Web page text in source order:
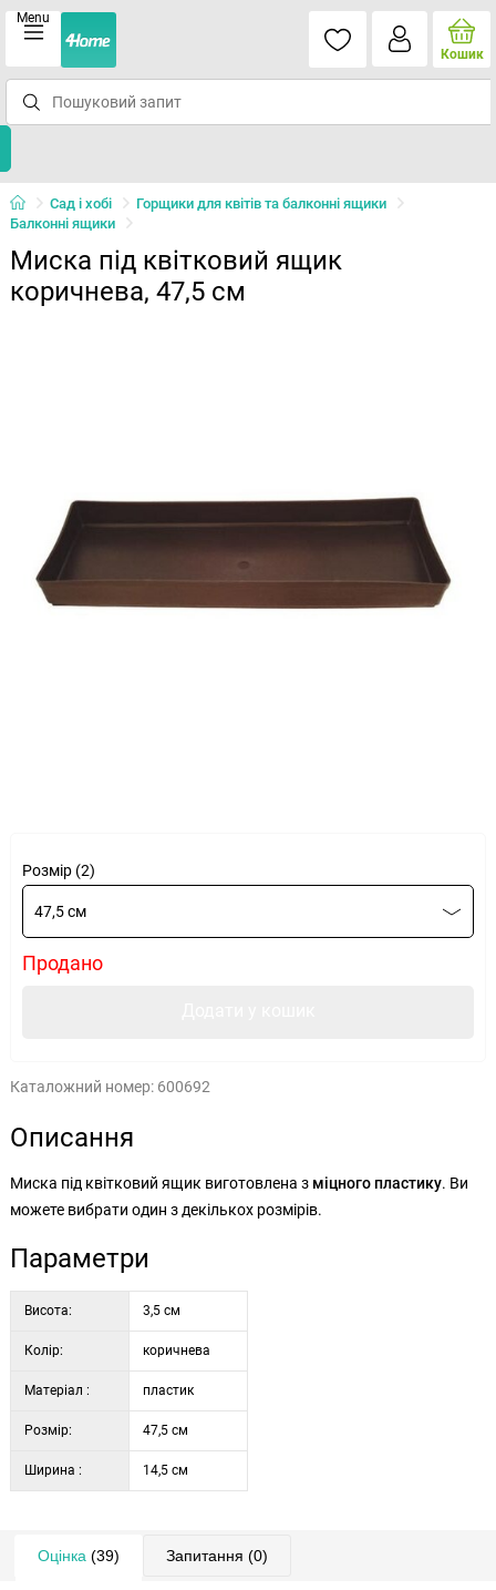
Menu
Кошик
Сад і хобі
Горщики для квітів та балконні ящики
Балконні ящики
Миска під квітковий ящик
коричнева, 47,5 см
Розмір (2)
47,5 см
Продано
Каталожний номер: 600692
Описання
Миска під квітковий ящик виготовлена з міцного пластику. Ви
можете вибрати один з декількох розмірів.
Параметри
Висота: 3,5 см
Колір: коричнева
Матеріал : пластик
Розмір: 47,5 см
Ширина : 14,5 см
Оцінка (39) Запитання (0)